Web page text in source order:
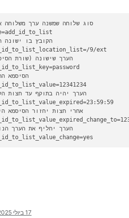
סוג שלוחה שמשנה ערך משלוחה
הקובץ בו ישונה
9/ext
הערך שישונה (שורת
הסיסמא
הערך יהיה בתוקף עד חצות
אחרי חצות יחזור הסיסמא
הערך יחליף את הערך
17 ביולי 2025, 21:46